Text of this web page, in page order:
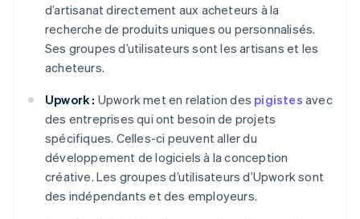
d’artisanat directement aux acheteurs à la
recherche de produits uniques ou personnalisés.
Ses groupes d’utilisateurs sont les artisans et les
acheteurs.
Upwork : Upwork met en relation des pigistes avec
des entreprises qui ont besoin de projets
spécifiques. Celles-ci peuvent aller du
développement de logiciels à la conception
créative. Les groupes d’utilisateurs d’Upwork sont
des indépendants et des employeurs.